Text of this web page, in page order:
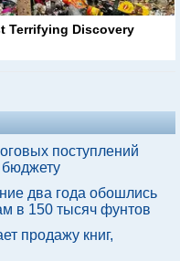
Terrifying Discovery
поступлений
бюджету
два года обошлись
в 150 тысяч фунтов
продажу книг,